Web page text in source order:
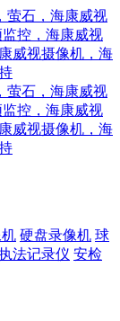
硬盘录像机 球
法记录仪 安检